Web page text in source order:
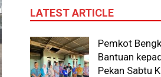
LATEST ARTICLE
Pemkot
Bantuan
Pekan Sabtu